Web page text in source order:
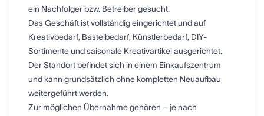
ein Nachfolger bzw. Betreiber gesucht.
Das Geschäft ist vollständig eingerichtet und auf
Kreativbedarf, Bastelbedarf, Künstlerbedarf, DIY-
Sortimente und saisonale Kreativartikel ausgerichtet.
Der Standort befindet sich in einem Einkaufszentrum
und kann grundsätzlich ohne kompletten Neuaufbau
weitergeführt werden.
Zur möglichen Übernahme gehören – je nach